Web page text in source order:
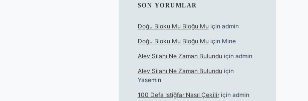
SON YORUMLAR
Doğu Bloku Mu Bloğu Mu için admin
Doğu Bloku Mu Bloğu Mu için Mine
Alev Silahı Ne Zaman Bulundu için admin
Alev Silahı Ne Zaman Bulundu için
Yasemin
100 Defa Istiğfar Nasıl Çekiliriçin admin